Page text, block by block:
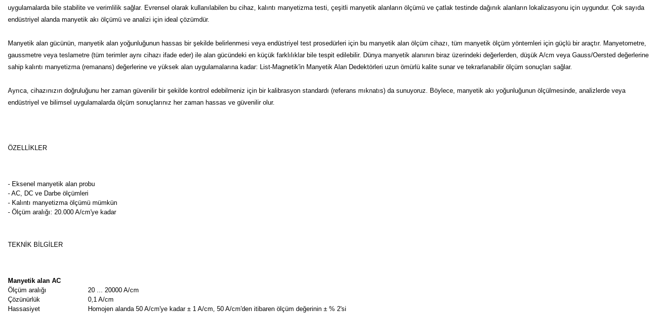
uygulamalarda bile stabilite ve verimlilik sağlar. Evrensel olarak kullanılabilen bu cihaz, kalıntı manyetizma testi, çeşitli manyetik alanların ölçümü ve çatlak testinde dağınık alanların lokalizasyonu için uygundur. Çok sayıda
endüstriyel alanda manyetik akı ölçümü ve analizi için ideal çözümdür.
Manyetik alan gücünün, manyetik alan yoğunluğunun hassas bir şekilde belirlenmesi veya endüstriyel test prosedürleri için bu manyetik alan ölçüm cihazı, tüm manyetik ölçüm yöntemleri için güçlü bir araçtır. Manyetometre,
gaussmetre veya teslametre (tüm terimler aynı cihazı ifade eder) ile alan gücündeki en küçük farklılıklar bile tespit edilebilir. Dünya manyetik alanının biraz üzerindeki değerlerden, düşük A/cm veya Gauss/Oersted değerlerine
sahip kalıntı manyetizma (remanans) değerlerine ve yüksek alan uygulamalarına kadar: List-Magnetik'in Manyetik Alan Dedektörleri uzun ömürlü kalite sunar ve tekrarlanabilir ölçüm sonuçları sağlar.
Ayrıca, cihazınızın doğruluğunu her zaman güvenilir bir şekilde kontrol edebilmeniz için bir kalibrasyon standardı (referans mıknatıs) da sunuyoruz. Böylece, manyetik akı yoğunluğunun ölçülmesinde, analizlerde veya
endüstriyel ve bilimsel uygulamalarda ölçüm sonuçlarınız her zaman hassas ve güvenilir olur.
ÖZELLIKLER
- Eksenel manyetik alan probu
- AC, DC ve Darbe ölçümleri
- Kalıntı manyetizma ölçümü mümkün
- Ölçüm aralığı: 20.000 A/cm'ye kadar
TEKNIK BILGILER
Manyetik alan AC
Ölçüm aralığı
20 ... 20000 A/cm
Çözünürlük
0,1 A/cm
Hassasiyet
Homojen alanda 50 A/cm'ye kadar ± 1 A/cm, 50 A/cm'den itibaren ölçüm değerinin ± % 2'si